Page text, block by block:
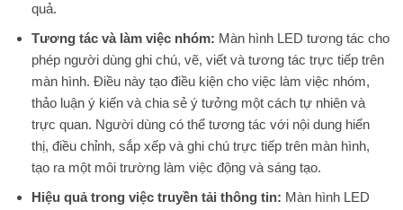
quả.
Tương tác và làm việc nhóm: Màn hình LED tương tác cho
phép người dùng ghi chú, vẽ, viết và tương tác trực tiếp trên
màn hình. Điều này tạo điều kiện cho việc làm việc nhóm,
thảo luận ý kiến và chia sẻ ý tưởng một cách tự nhiên và
trực quan. Người dùng có thể tương tác với nội dung hiển
thị, điều chỉnh, sắp xếp và ghi chú trực tiếp trên màn hình,
tạo ra một môi trường làm việc động và sáng tạo.
Hiệu quả trong việc truyền tải thông tin: Màn hình LED